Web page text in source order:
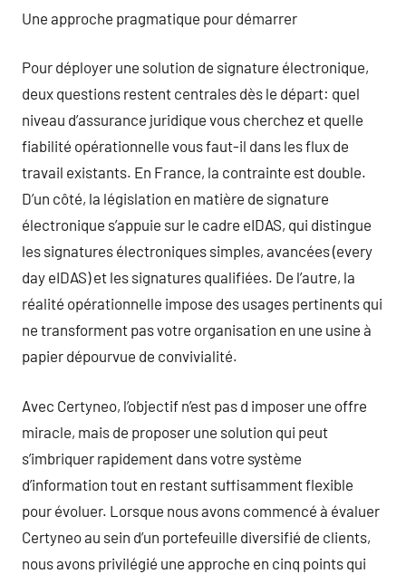
Une approche pragmatique pour démarrer
Pour déployer une solution de signature électronique,
deux questions restent centrales dès le départ: quel
niveau d’assurance juridique vous cherchez et quelle
fiabilité opérationnelle vous faut-il dans les flux de
travail existants. En France, la contrainte est double.
D’un côté, la législation en matière de signature
électronique s’appuie sur le cadre eIDAS, qui distingue
les signatures électroniques simples, avancées (every
day eIDAS) et les signatures qualifiées. De l’autre, la
réalité opérationnelle impose des usages pertinents qui
ne transforment pas votre organisation en une usine à
papier dépourvue de convivialité.
Avec Certyneo, l’objectif n’est pas d imposer une offre
miracle, mais de proposer une solution qui peut
s’imbriquer rapidement dans votre système
d’information tout en restant suffisamment flexible
pour évoluer. Lorsque nous avons commencé à évaluer
Certyneo au sein d’un portefeuille diversifié de clients,
nous avons privilégié une approche en cinq points qui